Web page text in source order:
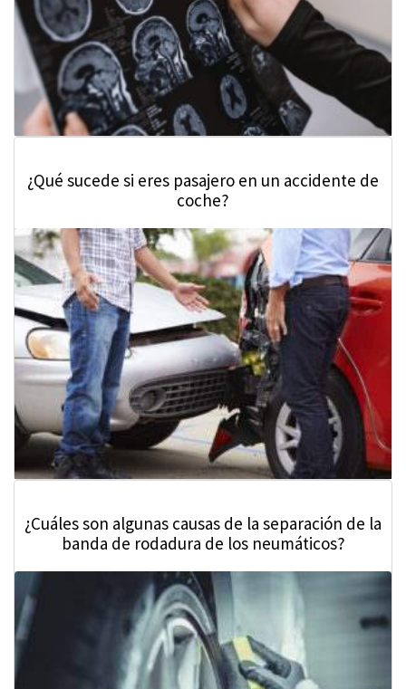
¿Qué sucede si eres pasajero en un accidente de
coche?
¿Cuáles son algunas causas de la separación de la
banda de rodadura de los neumáticos?